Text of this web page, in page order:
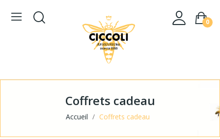
0
Coffrets cadeau
Accueil Coffrets cadeau